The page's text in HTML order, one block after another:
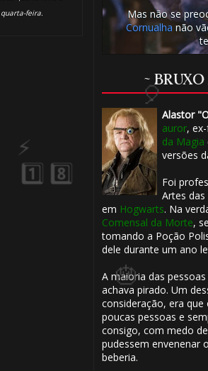
feira.
Mas não se
Cornualha não
~
Alastor
auror,
da Magia
versões
Foi
Artes
em Hogwarts. Na
Comensal da Morte,
tomando a Poção
dele durante um ano
A maioria das
achava pirado. Um
consideração, era que
poucas pessoas e
consigo, com medo
pudessem envenenar
beberia.
⚡